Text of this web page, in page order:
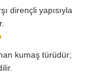
dirençli yapısıyla
kumaş türüdür;